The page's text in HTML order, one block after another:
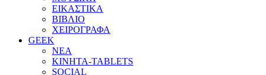
ΕΙΚΑΣΤΙΚΑ
ΒΙΒΛΙΟ
ΧΕΙΡΟΓΡΑΦΑ
GEEK
ΝΕΑ
ΚΙΝΗΤΑ-TABLETS
SOCIAL